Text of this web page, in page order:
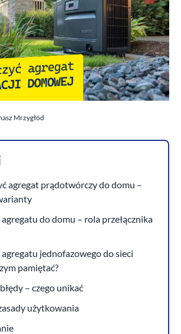
Mrzygłód
agregat prądotwórczy do domu –
agregatu do domu – rola przełącznika
agregatu jednofazowego do sieci
pamiętać?
– czego unikać
użytkowania